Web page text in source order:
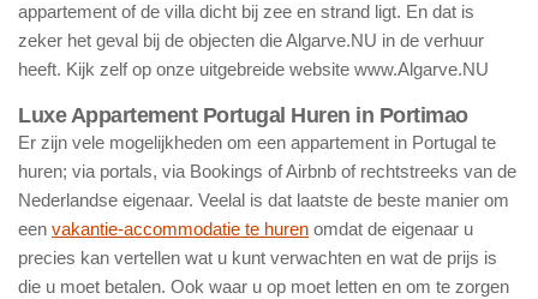
appartement of de villa dicht bij zee en strand ligt. En dat is
zeker het geval bij de objecten die Algarve.NU in de verhuur
heeft. Kijk zelf op onze uitgebreide website www.Algarve.NU
Luxe Appartement Portugal Huren in Portimao
Er zijn vele mogelijkheden om een appartement in Portugal te
huren; via portals, via Bookings of Airbnb of rechtstreeks van de
Nederlandse eigenaar. Veelal is dat laatste de beste manier om
een vakantie-accommodatie te huren omdat de eigenaar u
precies kan vertellen wat u kunt verwachten en wat de prijs is
die u moet betalen. Ook waar u op moet letten en om te zorgen